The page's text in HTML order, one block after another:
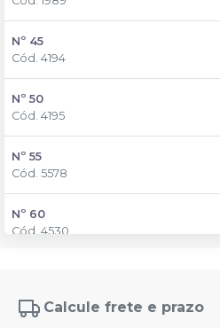
Nº 45
Cód.4194
Nº 50
Cód.4195
Nº 55
Cód.5578
Nº 60
Cód.4530
Calcule frete e prazo